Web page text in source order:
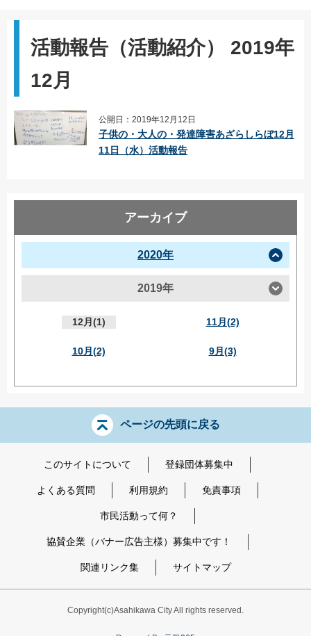
活動報告（活動紹介） 2019年
12月
公開日：2019年12月12日
子供の・大人の・発達障害あざらしらぼ12月
11日（水）活動報告
アーカイブ
2020年
2019年
12月(1) 11月(2)
10月(2) 9月(3)
ページの先頭に戻る
このサイトについて 登録団体募集中
よくある質問 利用規約 免責事項
市民活動って何？
協賛企業（バナー広告主様）募集中です！
関連リンク集 サイトマップ
Copyright(c)Asahikawa City All rights reserved.